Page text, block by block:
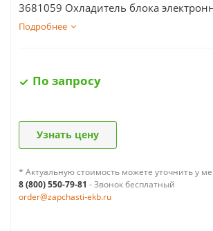
3681059 Охладитель блока
Подробнее
По запросу
Узнать цену
* Актуальную стоимость можете уточнить у
8 (800) 550-79-81 - Звонок бесплатный
order@zapchasti-ekb.ru